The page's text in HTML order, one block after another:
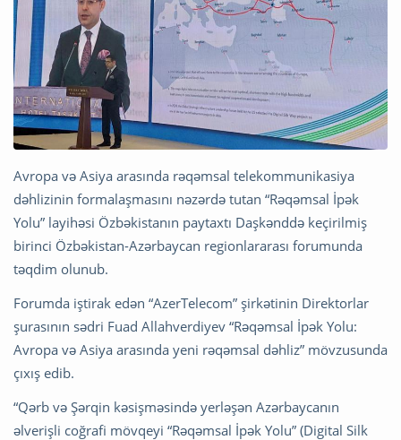
Avropa və Asiya arasında rəqəmsal telekommunikasiya
dəhlizinin formalaşmasını nəzərdə tutan “Rəqəmsal İpək
Yolu” layihəsi Özbəkistanın paytaxtı Daşkənddə keçirilmiş
birinci Özbəkistan-Azərbaycan regionlararası forumunda
təqdim olunub.
Forumda iştirak edən “AzerTelecom” şirkətinin Direktorlar
şurasının sədri Fuad Allahverdiyev “Rəqəmsal İpək Yolu:
Avropa və Asiya arasında yeni rəqəmsal dəhliz” mövzusunda
çıxış edib.
“Qərb və Şərqin kəsişməsində yerləşən Azərbaycanın
əlverişli coğrafi mövqeyi “Rəqəmsal İpək Yolu” (Digital Silk